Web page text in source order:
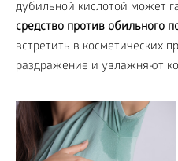
дубильной кислотой может
средство против обильного
встретить в косметических
раздражение и увлажняют